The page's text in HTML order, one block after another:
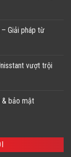
– Giải pháp từ
vượt trội
& bảo mật